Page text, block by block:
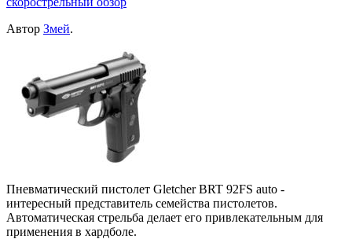
Автор Змей.
Пневматический пистолет Gletcher BRT 92FS auto -
интересный представитель семейства пистолетов.
Автоматическая стрельба делает его привлекательным для
применения в хардболе.